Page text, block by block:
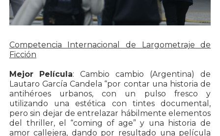
Competencia Internacional de Largometraje de
Ficción
Mejor Película: Cambio cambio (Argentina) de
Lautaro García Candela “por contar una historia de
antihéroes urbanos, con un pulso fresco y
utilizando una estética con tintes documental,
pero sin dejar de entrelazar hábilmente elementos
del thriller, el “coming of age” y una historia de
amor callejera, dando por resultado una película